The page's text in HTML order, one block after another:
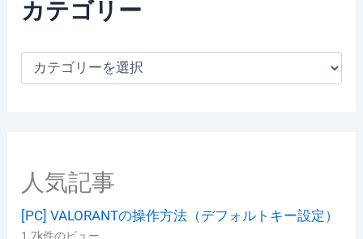
カテゴリー
人気記事
[PC] VALORANTの操作方法（デフォルトキー設定）
1.7k件のビュー